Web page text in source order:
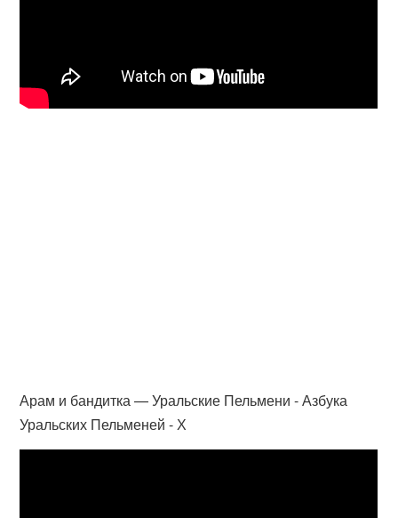
Арам и бандитка — Уральские Пельмени - Азбука
Уральских Пельменей - Х